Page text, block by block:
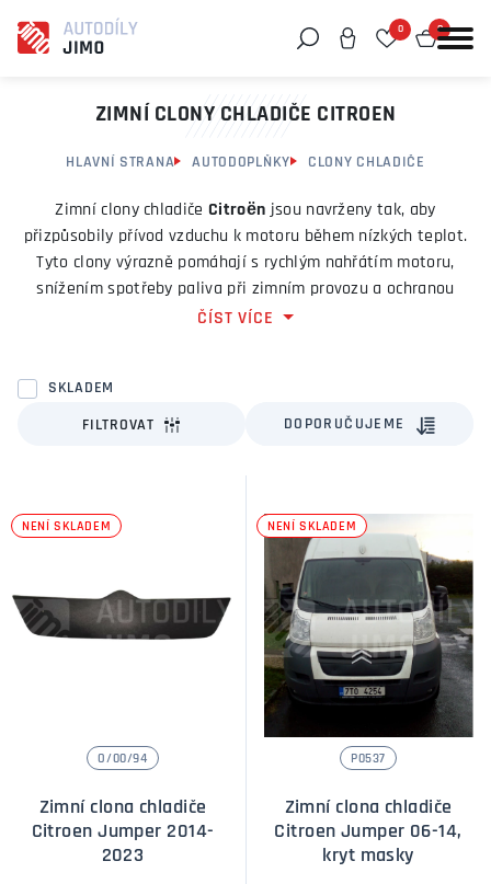
0 0
ZIMNÍ CLONY CHLADIČE CITROEN
HLAVNÍ STRANA AUTODOPLŇKY CLONY CHLADIČE
Zimní clony chladičeCitroën jsou navrženy tak, aby
přizpůsobily přívod vzduchu k motoru během nízkých teplot.
Tyto clony výrazně pomáhají s rychlým nahřátím motoru,
snížením spotřeby paliva při zimním provozu a ochranou
chladiče před solí, sněhem a nečistotami. V naší nabídce
Hlavní výhody
ochrana chladiče před korozí, solí, sněhem a nečistotami
robustní konstrukce a odolné materiály
snadná a přesná montáž pro modelové varianty Citroën
kompatibilita s konkrétními roky a typy modelů
ČÍST VÍCE
SKLADEM
FILTROVAT DOPORUČUJEME
NENÍ SKLADEM
O/00/94
Zimní clona chladiče
Citroen Jumper 2014-
2023
NENÍ SKLADEM
P0537
Zimní clona chladiče
Citroen Jumper 06-14,
kryt masky
Můžeme vám pomoci něco najít?